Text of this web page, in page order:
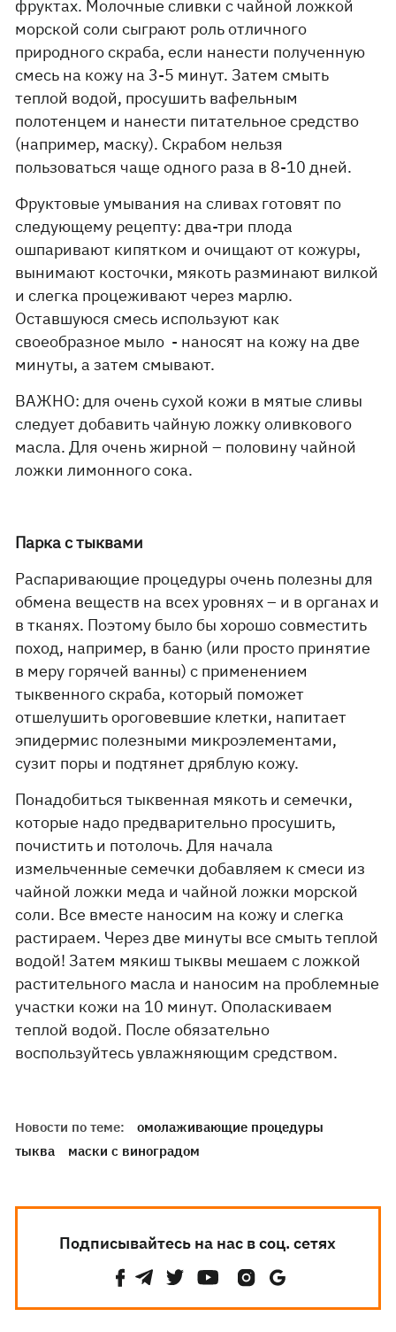
фруктах. Молочные сливки с чайной ложкой
морской соли сыграют роль отличного
природного скраба, если нанести полученную
смесь на кожу на 3-5 минут. Затем смыть
теплой водой, просушить вафельным
полотенцем и нанести питательное средство
(например, маску). Скрабом нельзя
пользоваться чаще одного раза в 8-10 дней.
Фруктовые умывания на сливах готовят по
следующему рецепту: два-три плода
ошпаривают кипятком и очищают от кожуры,
вынимают косточки, мякоть разминают вилкой
и слегка процеживают через марлю.
Оставшуюся смесь используют как
своеобразное мыло - наносят на кожу на две
минуты, а затем смывают.
ВАЖНО: для очень сухой кожи в мятые сливы
следует добавить чайную ложку оливкового
масла. Для очень жирной – половину чайной
ложки лимонного сока.
Парка с тыквами
Распаривающие процедуры очень полезны для
обмена веществ на всех уровнях – и в органах и
в тканях. Поэтому было бы хорошо совместить
поход, например, в баню (или просто принятие
в меру горячей ванны) с применением
тыквенного скраба, который поможет
отшелушить ороговевшие клетки, напитает
эпидермис полезными микроэлементами,
сузит поры и подтянет дряблую кожу.
Понадобиться тыквенная мякоть и семечки,
которые надо предварительно просушить,
почистить и потолочь. Для начала
измельченные семечки добавляем к смеси из
чайной ложки меда и чайной ложки морской
соли. Все вместе наносим на кожу и слегка
растираем. Через две минуты все смыть теплой
водой! Затем мякиш тыквы мешаем с ложкой
растительного масла и наносим на проблемные
участки кожи на 10 минут. Ополаскиваем
теплой водой. После обязательно
воспользуйтесь увлажняющим средством.
Новости по теме:
омолаживающие процедуры
тыква
маски с виноградом
Подписывайтесь на нас в соц. сетях